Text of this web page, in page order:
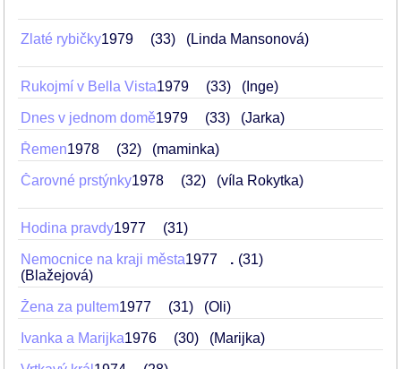
Zlaté rybičky1979 33 (Linda Mansonová)
Rukojmí v Bella Vista1979 33 (Inge)
Dnes v jednom domě1979 33 (Jarka)
Řemen1978 32 (maminka)
Čarovné prstýnky1978 32 (víla Rokytka)
Hodina pravdy1977 31
Nemocnice na kraji města1977 . 31
(Blažejová)
Žena za pultem1977 31 (Oli)
Ivanka a Marijka1976 30 (Marijka)